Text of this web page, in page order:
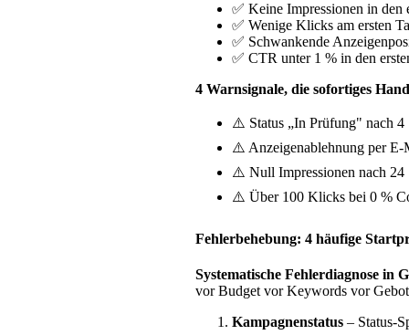
✅ Keine Impressionen in
✅ Wenige Klicks am ersten
✅ Schwankende
✅ CTR unter 1 % in den
4 Warnsignale, die sofortiges
⚠️ Status „In Prüfung" nach 4
⚠️ Anzeigenablehnung per
⚠️ Null Impressionen nach 24
⚠️ Über 100 Klicks bei 0 %
Fehlerbehebung: 4 häufige
Systematische Fehlerdiagnose in
vor Budget vor Keywords vor
Kampagnenstatus – Status-